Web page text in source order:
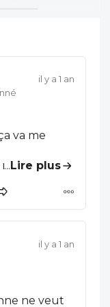
il y a 1 an
va me
jamais
de la fin de
du
sont
que
mettre le
... Lire plus
il y a 1 an